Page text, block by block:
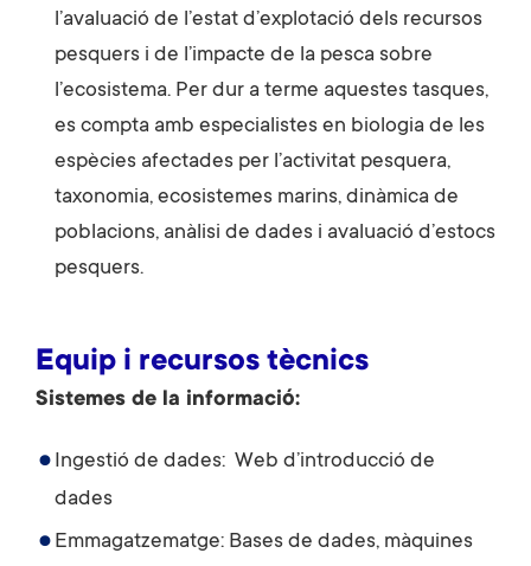
l’avaluació de l’estat d’explotació dels recursos
pesquers i de l’impacte de la pesca sobre
l’ecosistema. Per dur a terme aquestes tasques,
es compta amb especialistes en biologia de les
espècies afectades per l’activitat pesquera,
taxonomia, ecosistemes marins, dinàmica de
poblacions, anàlisi de dades i avaluació d’estocs
pesquers.
Equip i recursos tècnics
Sistemes de la informació:
Ingestió de dades: Web d’introducció de
dades
Emmagatzematge: Bases de dades, màquines